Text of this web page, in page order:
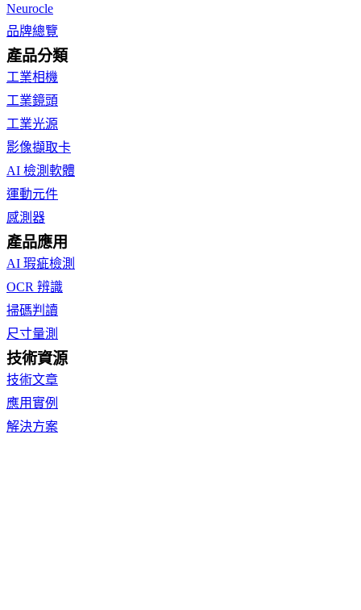
Neurocle
品牌總覽
產品分類
工業相機
工業鏡頭
工業光源
影像擷取卡
AI 檢測軟體
運動元件
感測器
產品應用
AI 瑕疵檢測
OCR 辨識
掃碼判讀
尺寸量測
技術資源
技術文章
應用實例
解決方案